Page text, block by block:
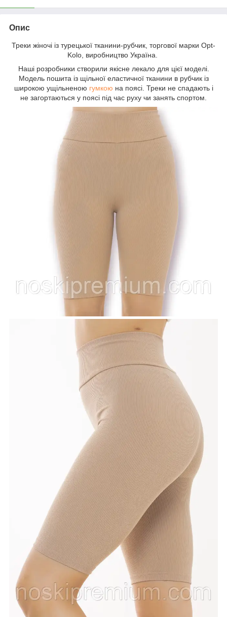
Опис
Треки жіночі із турецької тканини-рубчик, торгової марки Opt-
Kolo, виробництво Україна.
Наші розробники створили якісне лекало для цієї моделі.
Модель пошита із щільної еластичної тканини в рубчик із
широкою ущільненою гумкою на поясі. Треки не спадають і
не загортаються у поясі під час руху чи занять спортом.